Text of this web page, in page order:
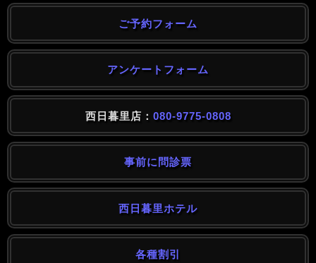
ご予約フォーム
アンケートフォーム
西日暮里店： 080-9775-0808
事前に問診票
西日暮里ホテル
各種割引